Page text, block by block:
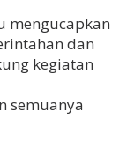
mengucapkan
dan
kegiatan
semuanya